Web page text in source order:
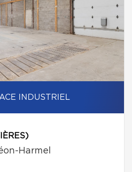
INDUSTRIEL
Harmel